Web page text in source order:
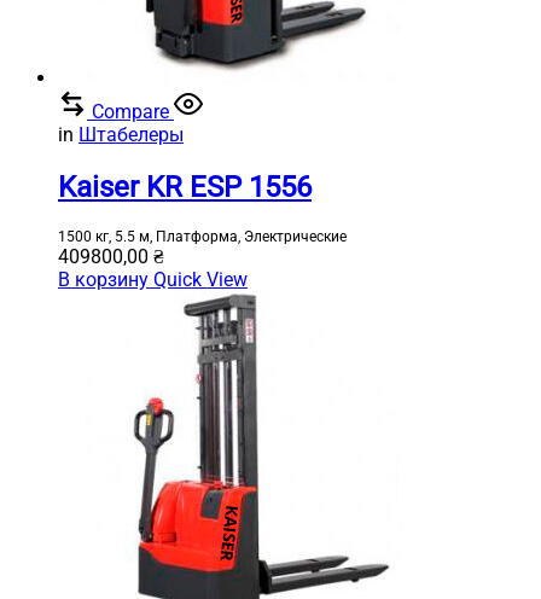
Compare
in Штабелеры
Kaiser KR ESP 1556
1500 кг, 5.5 м, Платформа, Электрические
409800,00 ₴
В корзину Quick View